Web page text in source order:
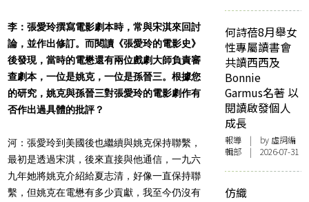
李：張愛玲撰寫電影劇本時，常與宋淇來回討
論，並作出修訂。而閱讀《張愛玲的電影史》
後發現，當時的電懋還有兩位戲劇大師負責審
查劇本，一位是姚克，一位是孫晉三。根據您
的研究，姚克與孫晉三對張愛玲的電影劇作有
否作出過具體的批評？
河：張愛玲到美國後也繼續與姚克保持聯繫，
最初是透過宋淇，後來直接與他通信，一九六
九年她將姚克介紹給夏志清，好像一直保持聯
繫，但姚克在電懋有多少貢獻，我至今仍沒有
何詩蓓8月舉女
性專屬讀書會
共讀西西及
Bonnie
Garmus名著 以
閱讀啟發個人
成長
報導 | by 虛詞編
輯部 | 2026-07-31
仿織